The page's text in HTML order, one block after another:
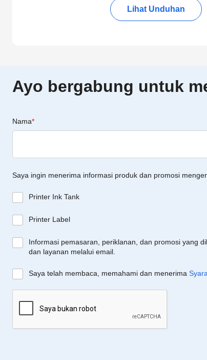
Lihat Unduhan
Ayo bergabung untuk
Nama*
Saya ingin menerima informasi produk dan promosi
Printer Ink Tank
Printer Label
Informasi pemasaran, periklanan, dan promosi yang
dan layanan melalui email.
Saya telah membaca, memahami dan menerima